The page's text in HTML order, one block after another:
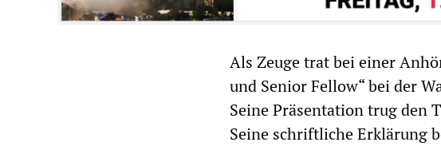
Als Zeuge trat bei einer
und Senior Fellow“ bei der
Seine Präsentation trug den
Seine schriftliche Erklärung